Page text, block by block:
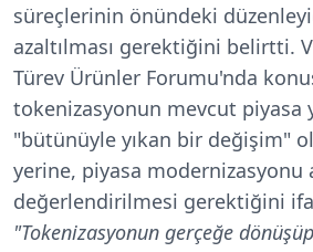
süreçlerinin önündeki
azaltılması gerektiğini belirtti.
Türev Ürünler Forumu'nda
tokenizasyonun mevcut piyasa
"bütünüyle yıkan bir değişim"
yerine, piyasa modernizasyonu
değerlendirilmesi gerektiğini
"Tokenizasyonun gerçeğe